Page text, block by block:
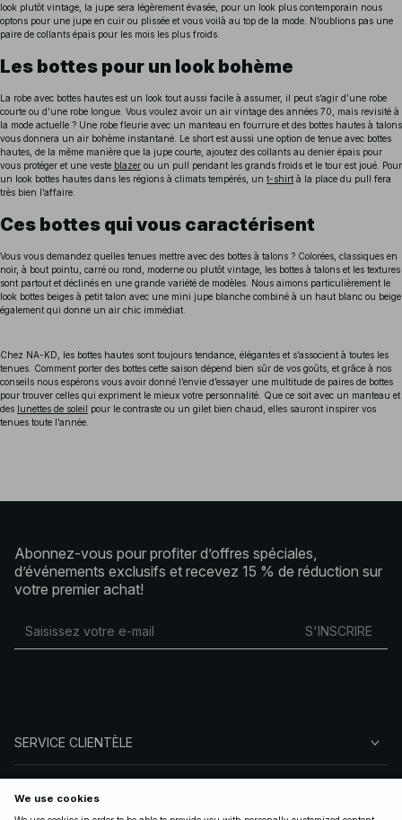
look plutôt vintage, la jupe sera légèrement évasée, pour un look plus contemporain nous
optons pour une jupe en cuir ou plissée et vous voilà au top de la mode. N’oublions pas une
paire de collants épais pour les mois les plus froids.
Les bottes pour un look bohème
La robe avec bottes hautes est un look tout aussi facile à assumer, il peut s’agir d’une robe
courte ou d’une robe longue. Vous voulez avoir un air vintage des années 70, mais revisité à
la mode actuelle ? Une robe fleurie avec un manteau en fourrure et des bottes hautes à talons
vous donnera un air bohème instantané. Le short est aussi une option de tenue avec bottes
hautes, de la même manière que la jupe courte, ajoutez des collants au denier épais pour
vous protéger et une veste blazer ou un pull pendant les grands froids et le tour est joué. Pour
un look bottes hautes dans les régions à climats tempérés, un t-shirt à la place du pull fera
très bien l’affaire.
Ces bottes qui vous caractérisent
Vous vous demandez quelles tenues mettre avec des bottes à talons ? Colorées, classiques en
noir, à bout pointu, carré ou rond, moderne ou plutôt vintage, les bottes à talons et les textures
sont partout et déclinés en une grande variété de modèles. Nous aimons particulièrement le
look bottes beiges à petit talon avec une mini jupe blanche combiné à un haut blanc ou beige
également qui donne un air chic immédiat.
Chez NA-KD, les bottes hautes sont toujours tendance, élégantes et s’associent à toutes les
tenues. Comment porter des bottes cette saison dépend bien sûr de vos goûts, et grâce à nos
conseils nous espérons vous avoir donné l’envie d’essayer une multitude de paires de bottes
pour trouver celles qui expriment le mieux votre personnalité. Que ce soit avec un manteau et
des lunettes de soleil pour le contraste ou un gilet bien chaud, elles sauront inspirer vos
tenues toute l’année.
Abonnez-vous pour profiter d’offres spéciales,
d’événements exclusifs et recevez 15 % de réduction sur
votre premier achat!
S'INSCRIRE
SERVICE CLIENTÈLE